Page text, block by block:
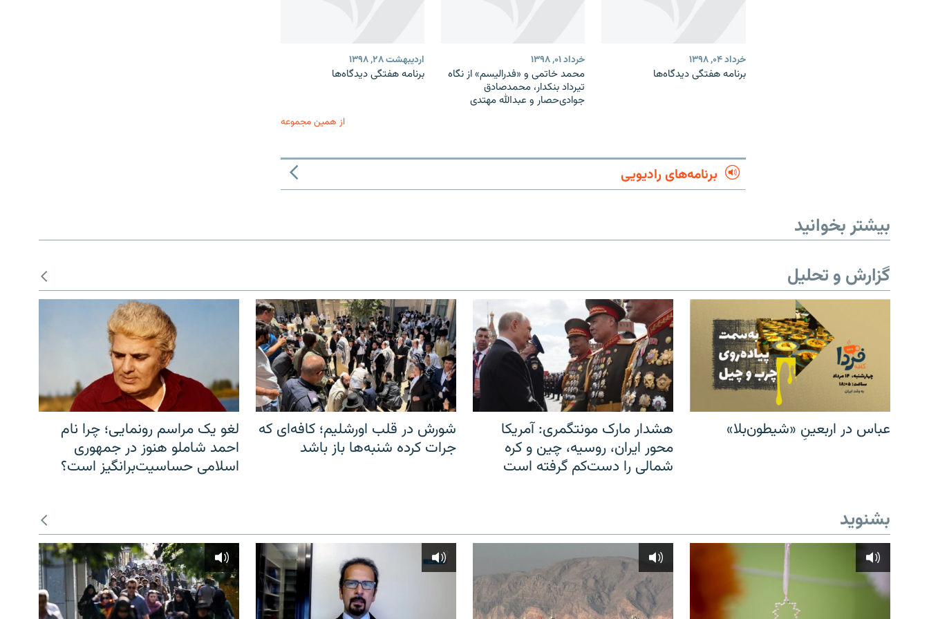
خرداد ۰۴, ۱۳۹۸
برنامه هفتگی دیدگاه‌ها
خرداد ۰۱, ۱۳۹۸
محمد خاتمی و «فدرالیسم» از نگاه
تیرداد بنکدار، محمدصادق
جوادی‌حصار و عبدالله مهتدی
اردیبهشت ۲۸, ۱۳۹۸
برنامه هفتگی دیدگاه‌ها
از همین مجموعه
برنامه‌های رادیویی
بیشتر بخوانید
گزارش و تحلیل
عباس در اربعینِ «شیطون‌بلا»
هشدار مارک مونتگمری: آمریکا
محور ایران، روسیه، چین و کره
شمالی را دست‌کم گرفته است
شورش در قلب اورشلیم؛ کافه‌ای که
جرات کرده شنبه‌ها باز باشد
لغو یک مراسم رونمایی؛ چرا نام
احمد شاملو هنوز در جمهوری
اسلامی حساسیت‌برانگیز است؟
بشنوید